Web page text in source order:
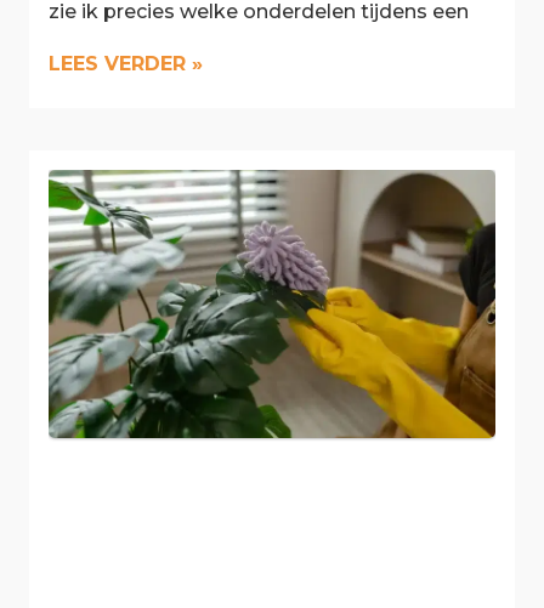
zie ik precies welke onderdelen tijdens een
LEES VERDER »